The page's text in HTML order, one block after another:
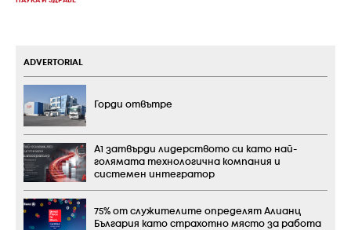
ADVERTORIAL
Горди отвътре
А1 затвърди лидерството си като най-
голямата технологична компания и
системен интегратор
75% от служителите определят Алианц
България като страхотно място за работа